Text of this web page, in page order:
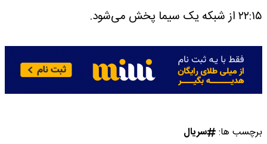
۲۲:۱۵ از شبکه یک سیما پخش می‌شود.
برچسب ها: سریال